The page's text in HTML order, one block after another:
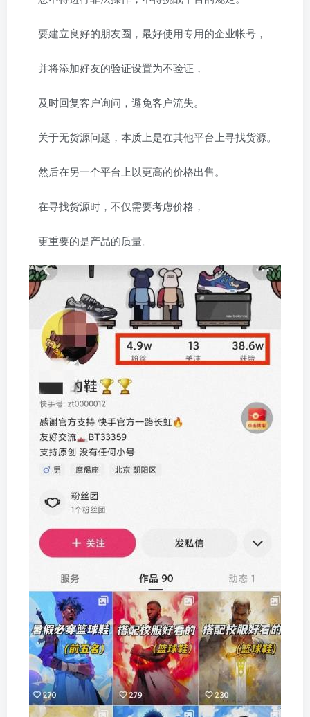
要建立良好的朋友圈，最好使用专用的企业帐号，
并将添加好友的验证设置为不验证，
及时回复客户询问，避免客户流失。
关于无货源问题，本质上是在其他平台上寻找货源。
然后在另一个平台上以更高的价格出售。
在寻找货源时，不仅需要考虑价格，
更重要的是产品的质量。